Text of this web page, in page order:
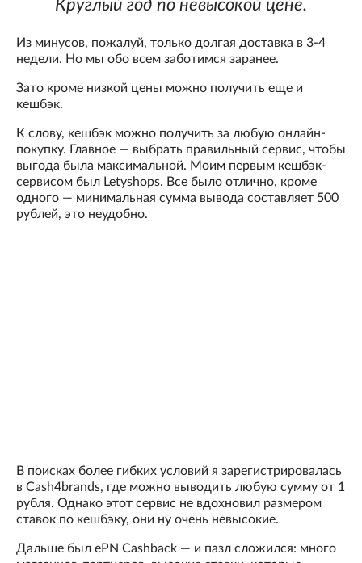
Круглый год по невысокой цене.
Из минусов, пожалуй, только долгая доставка в 3-4
недели. Но мы обо всем заботимся заранее.
Зато кроме низкой цены можно получить еще и
кешбэк.
К слову, кешбэк можно получить за любую онлайн-
покупку. Главное — выбрать правильный сервис, чтобы
выгода была максимальной. Моим первым кешбэк-
сервисом был Letyshops. Все было отлично, кроме
одного — минимальная сумма вывода составляет 500
рублей, это неудобно.
В поисках более гибких условий я зарегистрировалась
в Cash4brands, где можно выводить любую сумму от 1
рубля. Однако этот сервис не вдохновил размером
ставок по кешбэку, они ну очень невысокие.
Дальше был ePN Cashback — и пазл сложился: много